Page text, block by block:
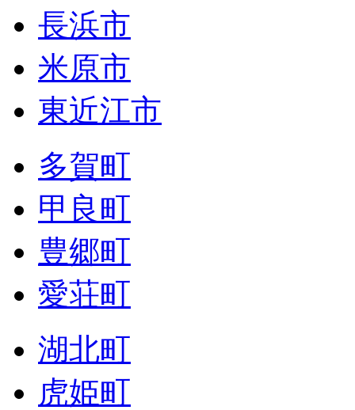
長浜市
米原市
東近江市
多賀町
甲良町
豊郷町
愛荘町
湖北町
虎姫町